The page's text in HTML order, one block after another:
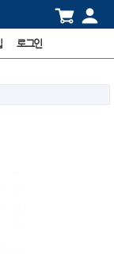
로그인